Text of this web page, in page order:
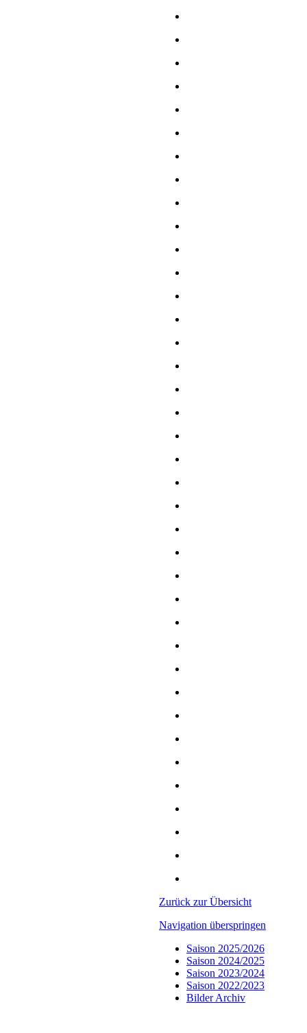
Zurück zur Übersicht
Navigation überspringen
Saison 2025/2026
Saison 2024/2025
Saison 2023/2024
Saison 2022/2023
Bilder Archiv